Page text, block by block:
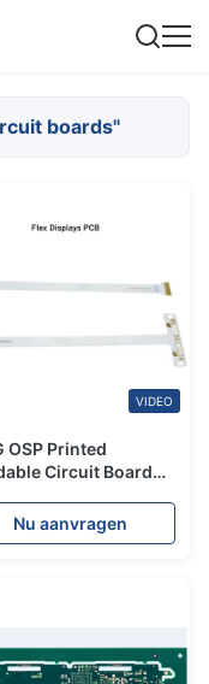
boards"
VIDEO
OSP Printed
Circuit Board
Nu aanvragen